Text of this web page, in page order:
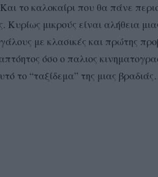
το καλοκαίρι που θα πάνε
μικρούς είναι αλήθεια
με κλασικές και πρώτης
όσο ο παλιος
το “ταξίδεμα” της μιας